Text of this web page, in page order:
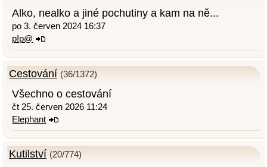
Alko, nealko a jiné pochutiny a kam na ně...
po 3. červen 2024 16:37
p!p@
Cestování (36/1372)
Všechno o cestování
čt 25. červen 2026 11:24
Elephant
Kutilství (20/774)